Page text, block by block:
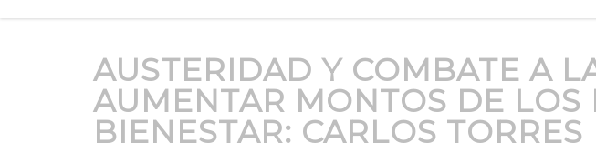
AUSTERIDAD Y COMBATE A
AUMENTAR MONTOS DE LOS
BIENESTAR: CARLOS TORRES